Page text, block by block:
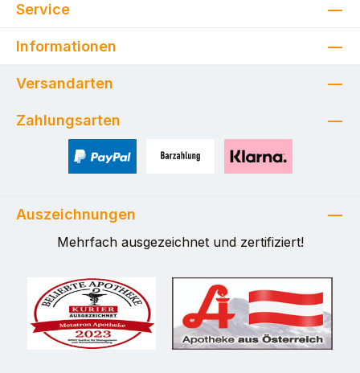
Service
Informationen
Versandarten
Zahlungsarten
Auszeichnungen
Mehrfach ausgezeichnet und zertifiziert!